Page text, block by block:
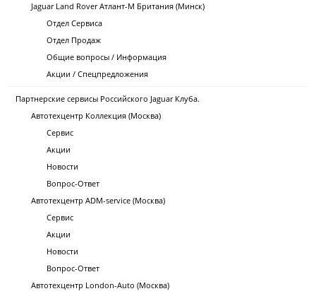
Jaguar Land Rover Атлант-М Британия (Минск)
Отдел Сервиса
Отдел Продаж
Общие вопросы / Информация
Акции / Спецпредложения
Партнерские сервисы Российского Jaguar Клуба.
Автотехцентр Коллекция (Москва)
Сервис
Акции
Новости
Вопрос-Ответ
Автотехцентр ADM-service (Москва)
Сервис
Акции
Новости
Вопрос-Ответ
Автотехцентр London-Auto (Москва)